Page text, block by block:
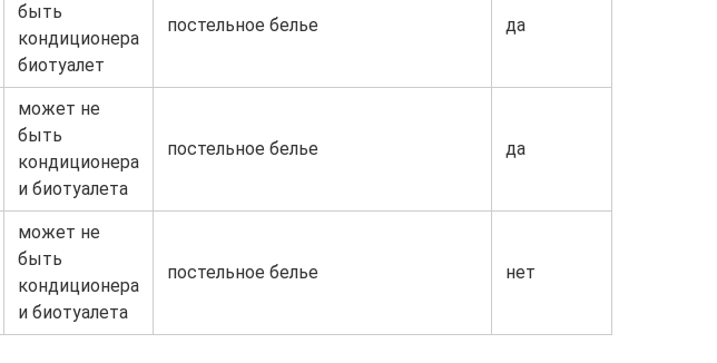
быть
кондиционера
биотуалет
постельное белье да
может не
быть
кондиционера
и биотуалета
постельное белье да
может не
быть
кондиционера
и биотуалета
постельное белье нет